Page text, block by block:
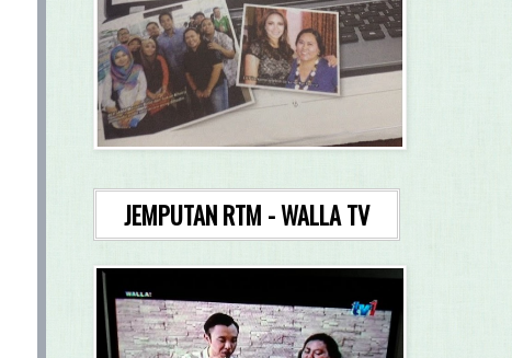
JEMPUTAN RTM - WALLA TV